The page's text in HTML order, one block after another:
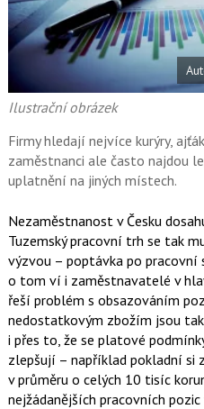
Ilustrační obrázek
Firmy hledají nejvíce kurýry,
zaměstnanci ale často najdou
uplatnění na jiných místech.
Nezaměstnanost v Česku
Tuzemský pracovní trh se tak
výzvou – poptávka po pracovní
o tom ví i zaměstnavatelé v
řeší problém s obsazováním
nedostatkovým zbožím jsou
i přes to, že se platové
zlepšují – například pokladní si
v průměru o celých 10 tisíc
nejžádanějších pracovních